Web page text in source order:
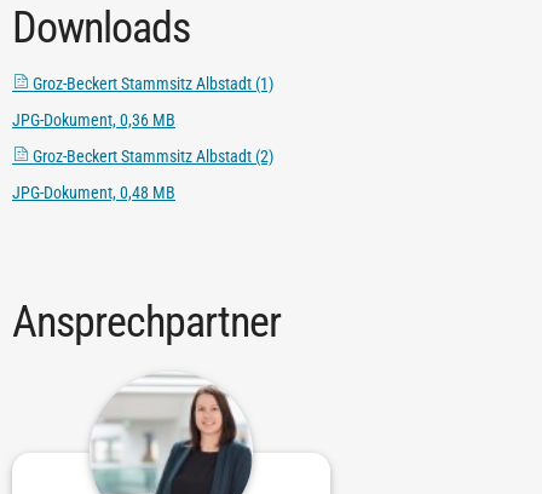
Downloads
Groz-Beckert Stammsitz Albstadt (1)
JPG-Dokument, 0,36 MB
Groz-Beckert Stammsitz Albstadt (2)
JPG-Dokument, 0,48 MB
Ansprechpartner